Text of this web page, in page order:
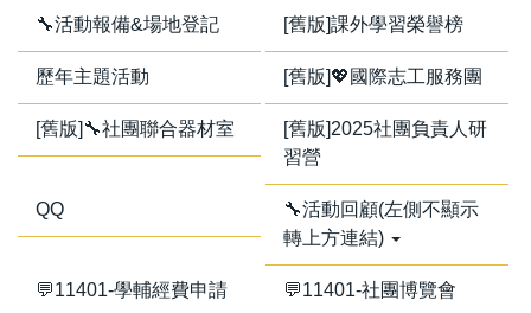
🔧活動報備&場地登記 [舊版]課外學習榮譽榜
歷年主題活動 [舊版]💖國際志工服務團
[舊版]🔧社團聯合器材室
[舊版]2025社團負責人研
習營
QQ
🔧活動回顧(左側不顯示
轉上方連結)
💬11401-學輔經費申請 💬11401-社團博覽會